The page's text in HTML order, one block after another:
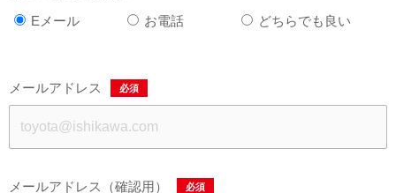
Eメール
お電話 どちらでも良い
メールアドレス 必須
メールアドレス（確認用） 必須